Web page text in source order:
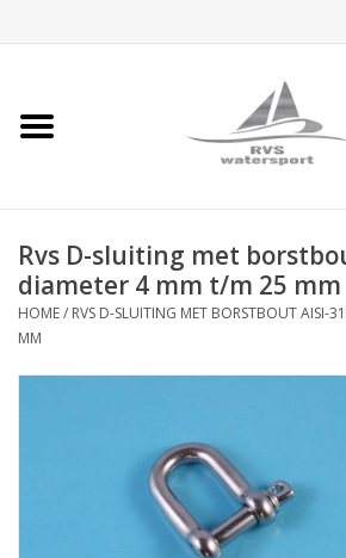
Home
Rvs Dekbeslag
Rvs Accessoires
Rvs Ketting
Rvs D-sluiting met
diameter 4 mm t/m 25 mm
HOME/ RVS D-SLUITING MET BORSTBOUT AISI-
MM